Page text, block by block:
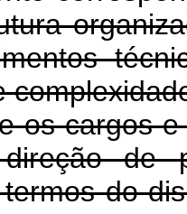
os cargos
de
do